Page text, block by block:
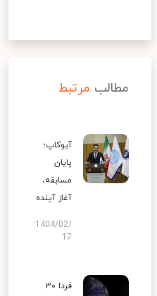
مطالب مرتبط
آیوکاپ؛
پایان
مسابقه،
آغاز آینده
1404/02/
17
فردا ۳۰